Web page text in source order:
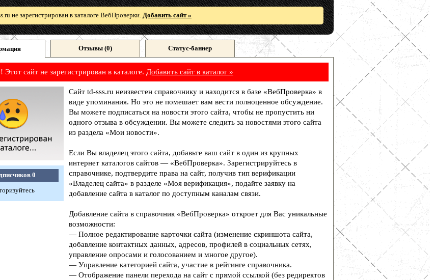
не зарегистрирован в каталоге ВебПроверки. Добавить сайт »
Отзывы (0) Статус-баннер
сайт не зарегистрирован в каталоге. Добавить сайт в каталог »
0
Сайт td-sss.ru неизвестен справочнику и находится в базе «ВебПроверка» в
виде упоминания. Но это не помешает вам вести полноценное обсуждение.
Вы можете подписаться на новости этого сайта, чтобы не пропустить ни
одного отзыва в обсуждении. Вы можете следить за новостями этого сайта
из раздела «Мои новости».
Если Вы владелец этого сайта, добавьте ваш сайт в один из крупных
интернет каталогов сайтов — «ВебПроверка». Зарегистрируйтесь в
справочнике, подтвердите права на сайт, получив тип верификации
«Владелец сайта» в разделе «Моя верификация», подайте заявку на
добавление сайта в каталог по доступным каналам связи.
Добавление сайта в справочник «ВебПроверка» откроет для Вас уникальные
возможности:
— Полное редактирование карточки сайта (изменение скриншота сайта,
добавление контактных данных, адресов, профилей в социальных сетях,
управление опросами и голосованием и многое другое).
— Управление категорией сайта, участие в рейтинге справочника.
— Отображение панели перехода на сайт с прямой ссылкой (без редиректов